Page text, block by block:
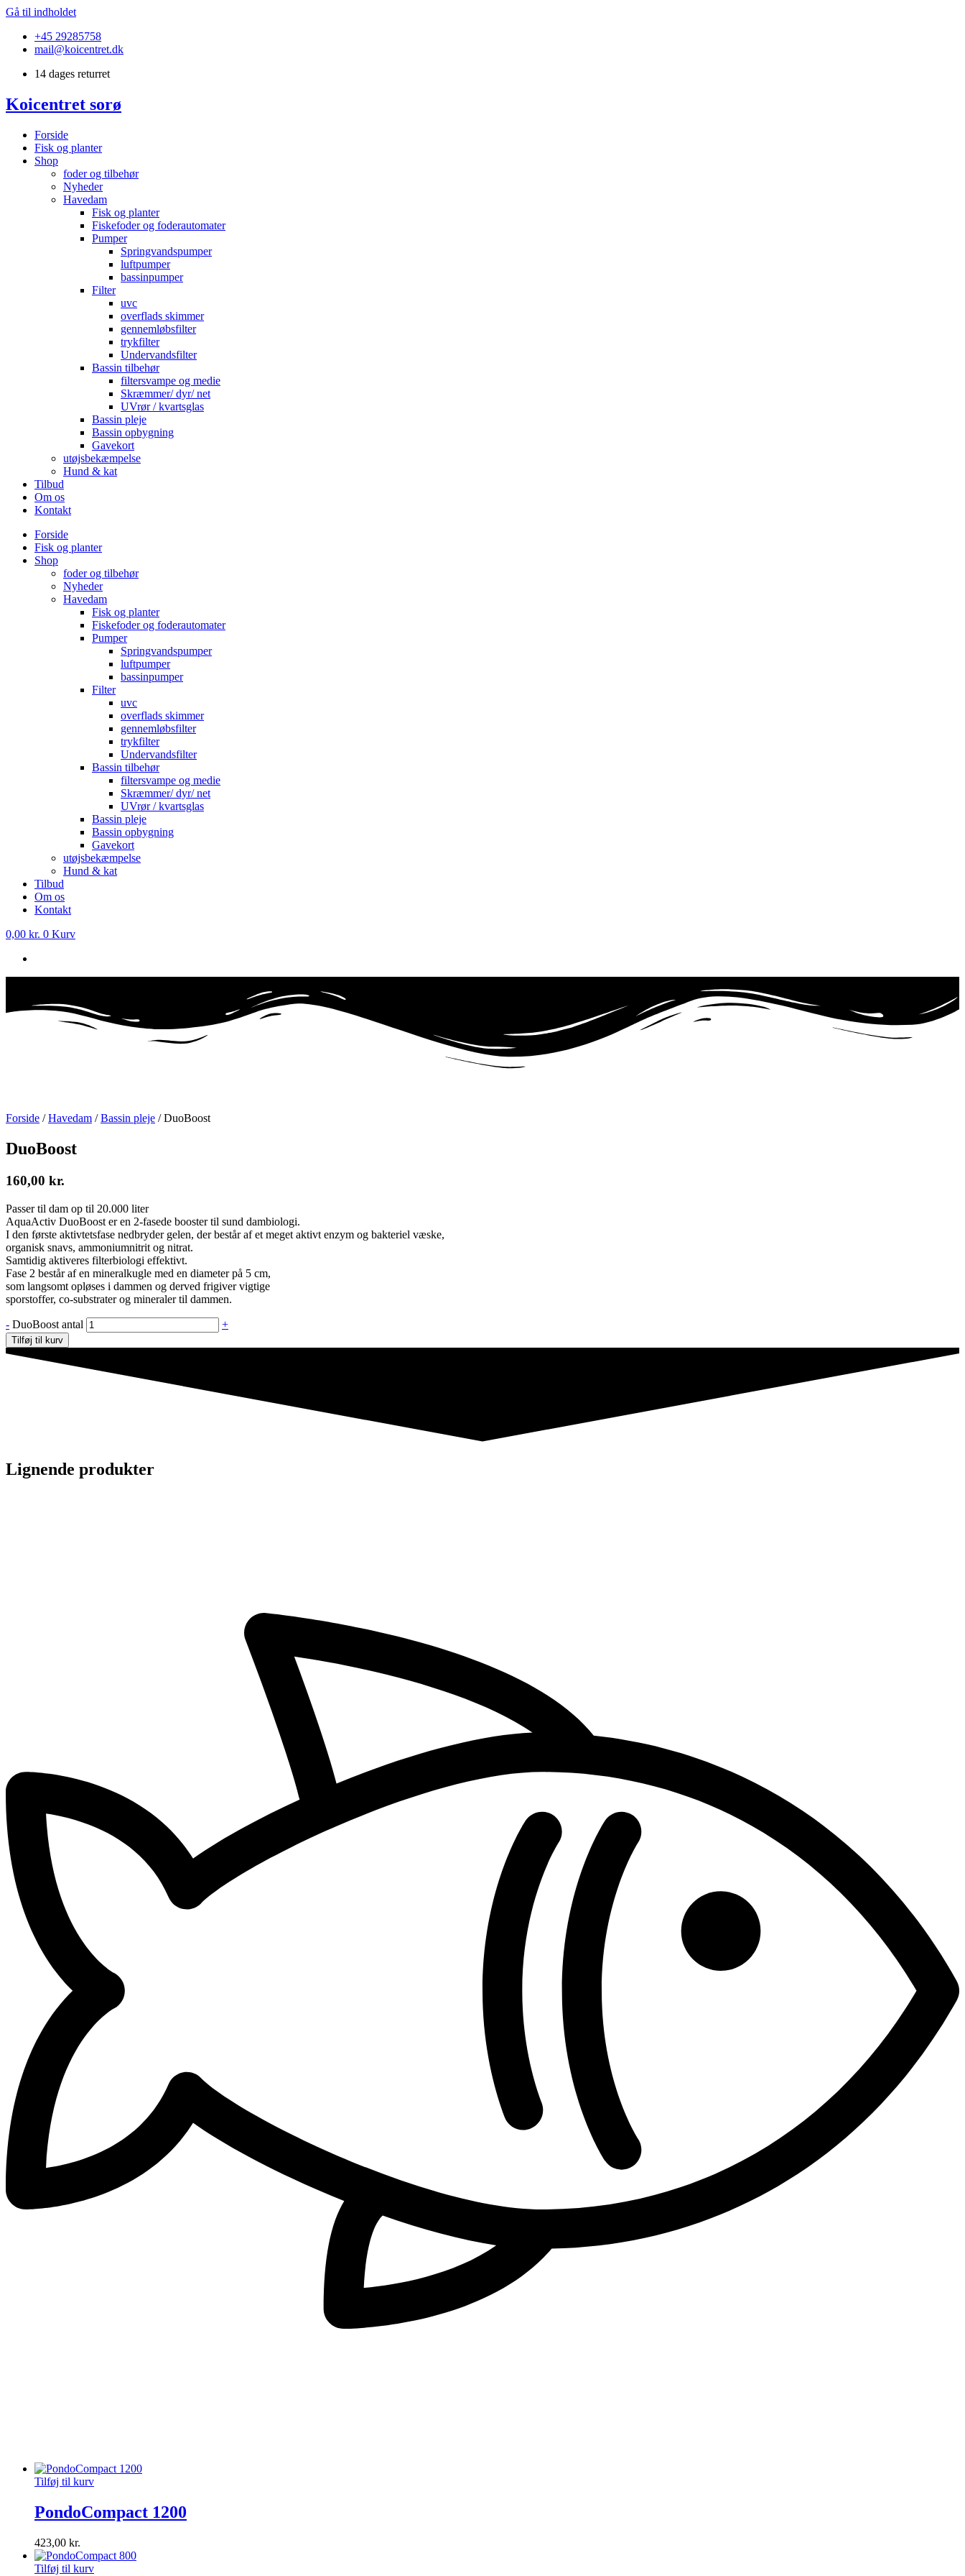
Gå til indholdet
+45 29285758
mail@koicentret.dk
14 dages returret
Koicentret sorø
Forside
Fisk og planter
Shop
foder og tilbehør
Nyheder
Havedam
Fisk og planter
Fiskefoder og foderautomater
Pumper
Springvandspumper
luftpumper
bassinpumper
Filter
uvc
overflads skimmer
gennemløbsfilter
trykfilter
Undervandsfilter
Bassin tilbehør
filtersvampe og medie
Skræmmer/ dyr/ net
UVrør / kvartsglas
Bassin pleje
Bassin opbygning
Gavekort
utøjsbekæmpelse
Hund & kat
Tilbud
Om os
Kontakt
Forside
Fisk og planter
Shop
foder og tilbehør
Nyheder
Havedam
Fisk og planter
Fiskefoder og foderautomater
Pumper
Springvandspumper
luftpumper
bassinpumper
Filter
uvc
overflads skimmer
gennemløbsfilter
trykfilter
Undervandsfilter
Bassin tilbehør
filtersvampe og medie
Skræmmer/ dyr/ net
UVrør / kvartsglas
Bassin pleje
Bassin opbygning
Gavekort
utøjsbekæmpelse
Hund & kat
Tilbud
Om os
Kontakt
0,00 kr. 0 Kurv
Forside /Havedam /Bassin pleje / DuoBoost
DuoBoost
160,00 kr.
Passer til dam op til 20.000 liter
AquaActiv DuoBoost er en 2-fasede booster til sund dambiologi.
I den første aktivtetsfase nedbryder gelen, der består af et meget aktivt enzym og bakteriel væske,
organisk snavs, ammoniumnitrit og nitrat.
Samtidig aktiveres filterbiologi effektivt.
Fase 2 består af en mineralkugle med en diameter på 5 cm,
som langsomt opløses i dammen og derved frigiver vigtige
sporstoffer, co-substrater og mineraler til dammen.
- DuoBoost antal +
Tilføj til kurv
Lignende produkter
Tilføj til kurv
PondoCompact 1200
423,00 kr.
Tilføj til kurv